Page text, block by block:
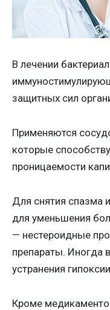
В лечении
защитных сил
Применяются
которые
проницаемости
Для снятия спазма
для уменьшения
— нестероидные
препараты. Иногда
устранения
Кроме